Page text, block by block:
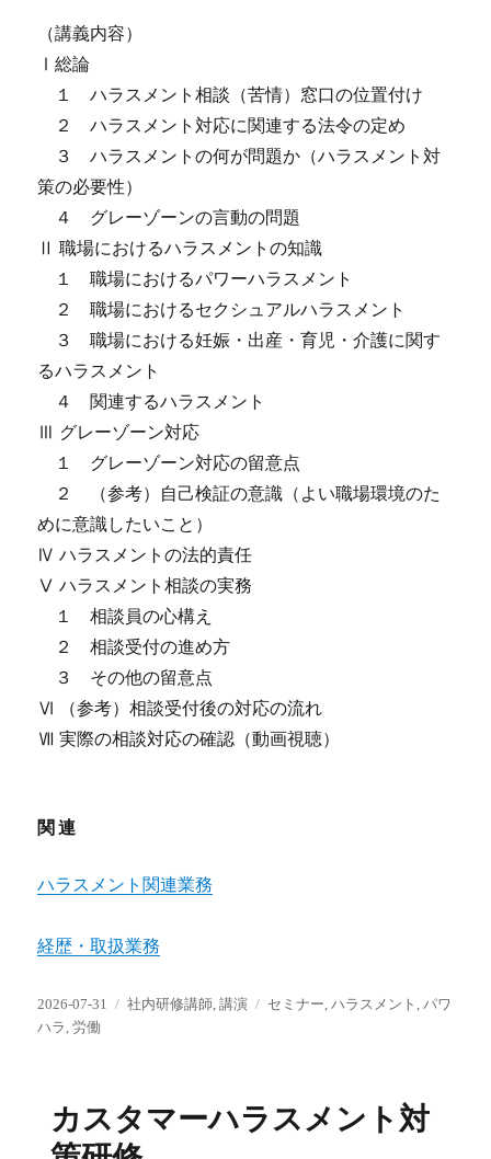
（講義内容）
Ⅰ総論
１ ハラスメント相談（苦情）窓口の位置付け
２ ハラスメント対応に関連する法令の定め
３ ハラスメントの何が問題か（ハラスメント対
策の必要性）
４ グレーゾーンの言動の問題
Ⅱ 職場におけるハラスメントの知識
１ 職場におけるパワーハラスメント
２ 職場におけるセクシュアルハラスメント
３ 職場における妊娠・出産・育児・介護に関す
るハラスメント
４ 関連するハラスメント
Ⅲ グレーゾーン対応
１ グレーゾーン対応の留意点
２ （参考）自己検証の意識（よい職場環境のた
めに意識したいこと）
Ⅳ ハラスメントの法的責任
Ⅴ ハラスメント相談の実務
１ 相談員の心構え
２ 相談受付の進め方
３ その他の留意点
Ⅵ （参考）相談受付後の対応の流れ
Ⅶ 実際の相談対応の確認（動画視聴）
関連
ハラスメント関連業務
経歴・取扱業務
投
稿
2026-07-31
カ
社内研修講師,講演
タ
セミナー,ハラスメント ,パワ
ハラ ,労働
カスタマーハラスメント対